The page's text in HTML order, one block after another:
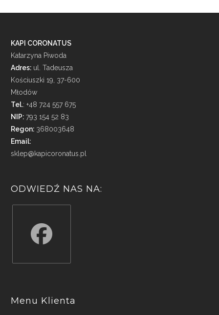
KAPI CORONATUS
Katarzyna Piwoda
Adres: ul. Tadeusza
Kościuszki 19, 37-600
Młodów
Tel.: +48 724 557 675
NIP:793 154 52 83
Regon: 368003648
Email:
sklep@kapicoronatus.pl
ODWIEDŹ NAS NA:
new
Menu Klienta